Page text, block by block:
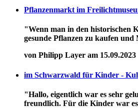
Pflanzenmarkt im
"Wenn man in den historischen
gesunde Pflanzen zu kaufen und
von Philipp Layer am 15.09.2023
im Schwarzwald für Kinder -
"Hallo, eigentlich war es sehr
freundlich. Für die Kinder war